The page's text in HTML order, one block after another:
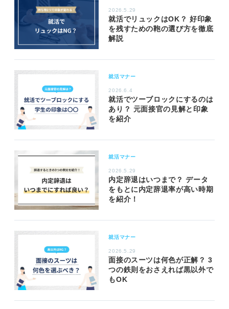
2026.5.29
就活でリュックはOK？ 好印象
を残すための鞄の選び方を徹底
解説
就活マナー
2026.6.4
就活でツーブロックにするのは
あり？ 元面接官の見解と印象
を紹介
就活マナー
2026.5.29
内定辞退はいつまで？ データ
をもとに内定辞退率が高い時期
を紹介！
就活マナー
2026.5.29
面接のスーツは何色が正解？ 3
つの鉄則をおさえれば黒以外で
もOK